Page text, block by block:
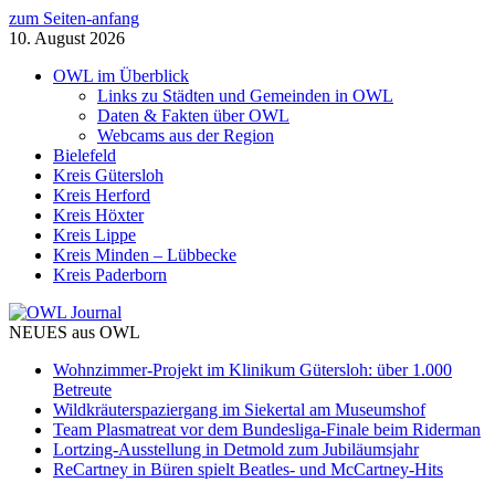
zum Seiten-anfang
10. August 2026
OWL im Überblick
Links zu Städten und Gemeinden in OWL
Daten & Fakten über OWL
Webcams aus der Region
Bielefeld
Kreis Gütersloh
Kreis Herford
Kreis Höxter
Kreis Lippe
Kreis Minden – Lübbecke
Kreis Paderborn
NEUES aus OWL
Wohnzimmer-Projekt im Klinikum Gütersloh: über 1.000
Betreute
Wildkräuterspaziergang im Siekertal am Museumshof
Team Plasmatreat vor dem Bundesliga-Finale beim Riderman
Lortzing-Ausstellung in Detmold zum Jubiläumsjahr
ReCartney in Büren spielt Beatles- und McCartney-Hits